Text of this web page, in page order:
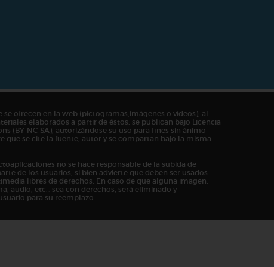
se ofrecen en la web (pictogramas,imágenes o vídeos), al
elaborados a partir de éstos, se publican bajo Licencia
(BY-NC-SA), autorizándose su uso para fines sin ánimo
que se cite la fuente, autor y se compartan bajo la misma
no se hace responsable de la subida de
de los usuarios, si bien advierte que deben ser usados
libres de derechos. En caso de que alguna imagen,
audio, etc… sea con derechos, será eliminado y
para su reemplazo.